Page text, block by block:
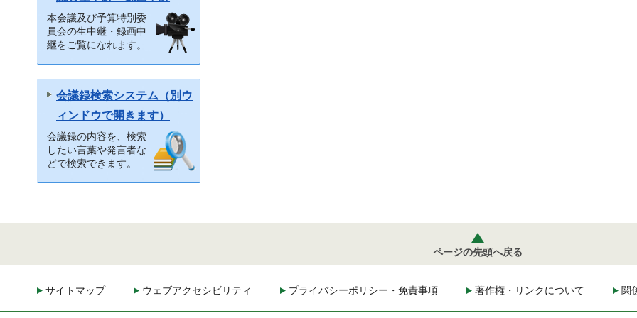
本会議及び予算特別委
員会の生中継・録画中
継をご覧になれます。
会議録検索システム（別ウ
ィンドウで開きます）
会議録の内容を、検索
したい言葉や発言者な
どで検索できます。
ページの先頭へ戻る
サイトマップ ウェブアクセシビリティ プライバシーポリシー・免責事項 著作権・リンクについて 関